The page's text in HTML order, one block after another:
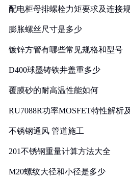
配电柜母排螺栓力矩要求及连接
膨胀螺丝尺寸是多少
镀锌方管有哪些常见规格和型号
D400球墨铸铁井盖重多少
覆膜砂的耐高温性能如何
RU7088R功率MOSFET特性解析
不锈钢通风 管道施工
201不锈钢重量计算方法大全
M20螺纹大径和小径是多少